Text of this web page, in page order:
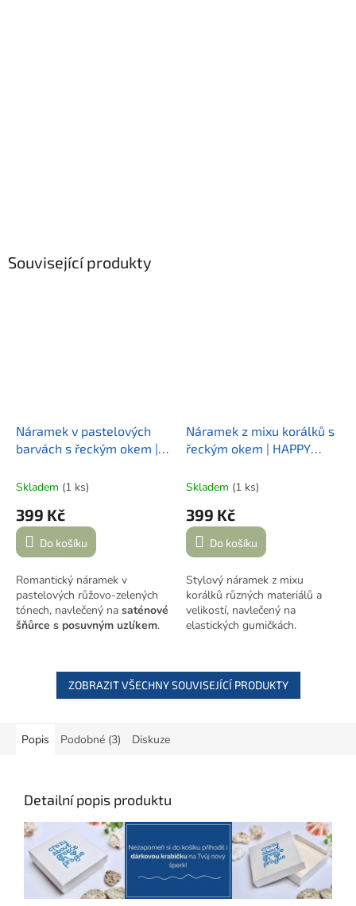
Související produkty
Náramek v pastelových
barvách s řeckým okem |
Skladem (1 ks)
399 Kč
Do košíku
Romantický náramek v
pastelových růžovo-zelených
tónech, navlečený na saténové
šňůrce s posuvným uzlíkem.
přívěsek s logem značky.
Náramek z mixu korálků s
řeckým okem | HAPPY
Skladem (1 ks)
399 Kč
Do košíku
Stylový náramek z mixu
korálků různých materiálů a
velikostí, navlečený na
elastických gumičkách.
motivem řeckého okaa
přívěsek s logem značky.
ZOBRAZIT VŠECHNY SOUVISEJÍCÍ PRODUKTY
Popis Podobné (3) Diskuze
Detailní popis produktu